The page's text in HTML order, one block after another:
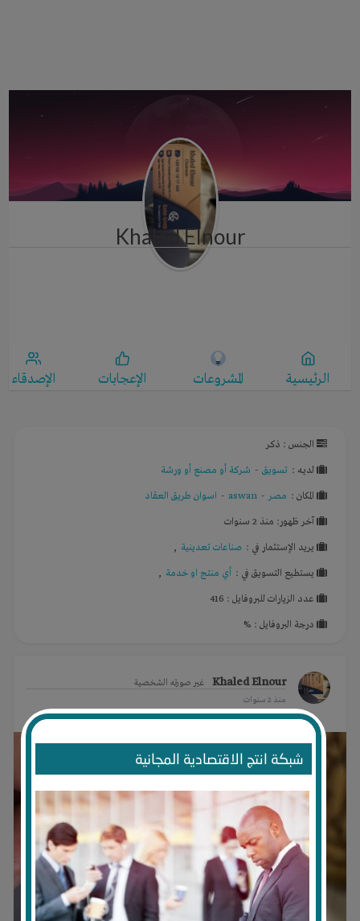
شبكة انتج الاقتصادية المجانية
n
Khaled Elnour
الرئيسية المشروعات الإعجابات الإصدقاء
الجنس : ذكر
لديـه : تسويق - شركة أو مصنع أو ورشة
المكان : مصر -
aswan
- اسوان طريق العقاد
آخر ظهور: منذ 2 سنوات
يريد الإستثمار في : صناعات تعدينية ,
يستطيع التسويق في : أي منتج او خدمة ,
عدد الزيارات للبروفايل : 416
درجة البروفايل : %
Khaled Elnour غير صورته الشخصية
منذ 2 سنوات